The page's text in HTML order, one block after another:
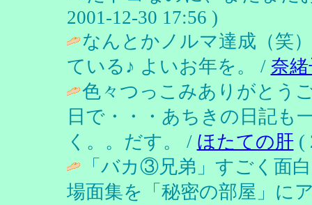
2001-12-30 17:56 )
なんとかノルマ達成（笑
ている♪ よいお年を。 / 奈
色々つっこみありがとう
日で・・・あちきの日記も
く。。だす。 / ほたての肝(
「バカ③兄弟」すごく面
場面集を「秘密の部屋」に